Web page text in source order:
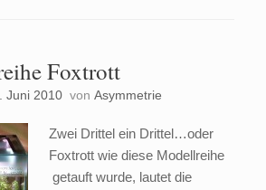
Foxtrott
Juni 2010 von Asymmetrie
Zwei Drittel ein Drittel…oder
Foxtrott wie diese Modellreihe
getauft wurde, lautet die